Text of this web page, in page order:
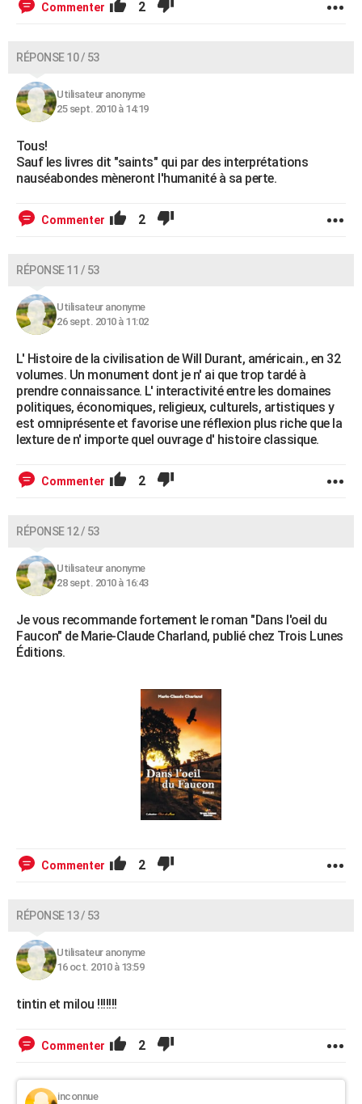
Commenter 2
RÉPONSE 10 / 53
Utilisateur anonyme
25 sept. 2010 à 14:19
Tous!
Sauf les livres dit "saints" qui par des interprétations
nauséabondes mèneront l'humanité à sa perte.
Commenter 2
RÉPONSE 11 / 53
Utilisateur anonyme
26 sept. 2010 à 11:02
L' Histoire de la civilisation de Will Durant, américain., en 32
volumes. Un monument dont je n' ai que trop tardé à
prendre connaissance. L' interactivité entre les domaines
politiques, économiques, religieux, culturels, artistiques y
est omniprésente et favorise une réflexion plus riche que la
lexture de n' importe quel ouvrage d' histoire classique.
Commenter 2
RÉPONSE 12 / 53
Utilisateur anonyme
28 sept. 2010 à 16:43
Je vous recommande fortement le roman "Dans l'oeil du
Faucon" de Marie-Claude Charland, publié chez Trois Lunes
Éditions.
Commenter 2
RÉPONSE 13 / 53
Utilisateur anonyme
16 oct. 2010 à 13:59
tintin et milou !!!!!!!
Commenter 2
inconnue